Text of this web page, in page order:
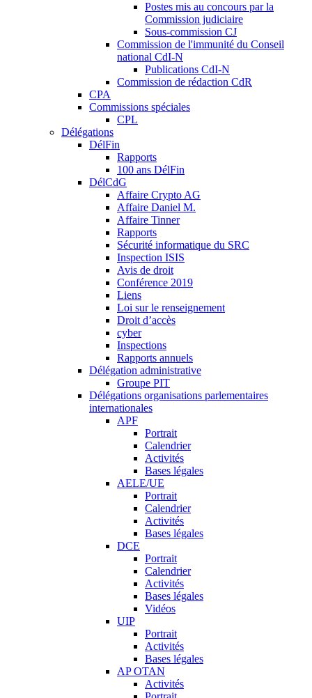
Postes mis au concours par la
Commission judiciaire
Sous-commission CJ
Commission de l'immunité du Conseil
national CdI-N
Publications CdI-N
Commission de rédaction CdR
CPA
Commissions spéciales
CPL
Délégations
DélFin
Rapports
100 ans DélFin
DélCdG
Affaire Crypto AG
Affaire Daniel M.
Affaire Tinner
Rapports
Sécurité informatique du SRC
Inspection ISIS
Avis de droit
Conférence 2019
Liens
Loi sur le renseignement
Droit d’accès
cyber
Inspections
Rapports annuels
Délégation administrative
Groupe PIT
Délégations organisations parlementaires
internationales
APF
Portrait
Calendrier
Activités
Bases légales
AELE/UE
Portrait
Calendrier
Activités
Bases légales
DCE
Portrait
Calendrier
Activités
Bases légales
Vidéos
UIP
Portrait
Activités
Bases légales
AP OTAN
Activités